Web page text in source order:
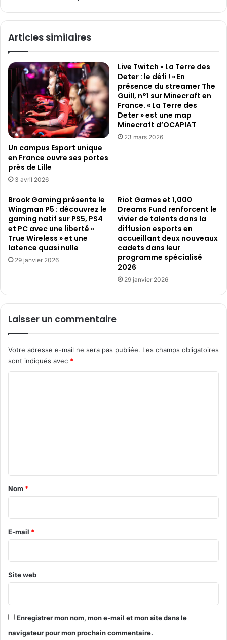
e
r
V
ù
l
e
d
i
g
m
e
t
l
'
a
r
v
l
e
d
r
e
d
e
c
e
u
r
r
a
v
i
v
l
e
d
é
b
a
t
l
p
l
a
i
o
n
Articles similaires
Un campus Esport unique
en France ouvre ses portes
près de Lille
3 avril 2026
Live Twitch « La Terre des
Deter : le défi ! » En
présence du streamer The
Guill, n°1 sur Minecraft en
France. « La Terre des
Deter » est une map
Minecraft d’OCAPIAT
23 mars 2026
Brook Gaming présente le
Wingman P5 : découvrez le
gaming natif sur PS5, PS4
et PC avec une liberté «
True Wireless » et une
latence quasi nulle
29 janvier 2026
Riot Games et 1,000
Dreams Fund renforcent le
vivier de talents dans la
diffusion esports en
accueillant deux nouveaux
cadets dans leur
programme spécialisé
2026
29 janvier 2026
Laisser un commentaire
Votre adresse e-mail ne sera pas publiée. Les champs obligatoires
sont indiqués avec *
a
r
e
Nom *
E-mail *
Site web
Enregistrer mon nom, mon e-mail et mon site dans le
navigateur pour mon prochain commentaire.